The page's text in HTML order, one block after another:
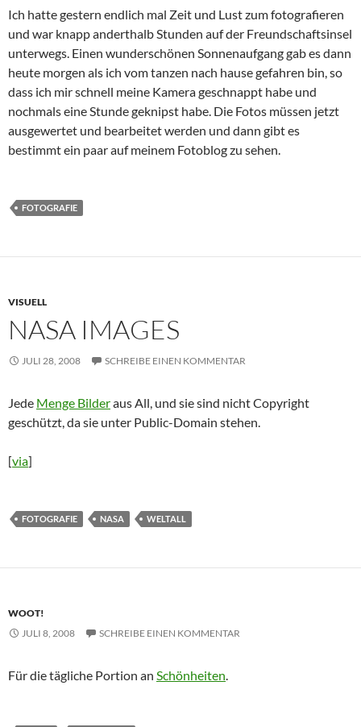
Ich hatte gestern endlich mal Zeit und Lust zum fotografieren
und war knapp anderthalb Stunden auf der Freundschaftsinsel
unterwegs. Einen wunderschönen Sonnenaufgang gab es dann
heute morgen als ich vom tanzen nach hause gefahren bin, so
dass ich mir schnell meine Kamera geschnappt habe und
nochmals eine Stunde geknipst habe. Die Fotos müssen jetzt
ausgewertet und bearbeitet werden und dann gibt es
bestimmt ein paar auf meinem Fotoblog zu sehen.
FOTOGRAFIE
VISUELL
NASA IMAGES
JULI 28, 2008 SCHREIBE EINEN KOMMENTAR
Jede Menge Bilderaus All, und sie sind nicht Copyright
geschützt, da sie unter Public-Domain stehen.
[via]
FOTOGRAFIE NASA WELTALL
WOOT!
JULI 8, 2008
SCHREIBE EINEN KOMMENTAR
Für die tägliche Portion an Schönheiten.